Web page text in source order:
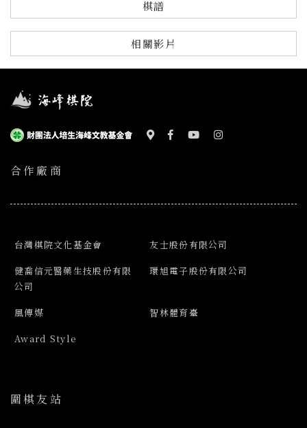
棋譜
相關影片
合作廠商
台灣棋院文化基金會
友士股份有限公司
健喬信元醫藥生技股份有限
公司
環旭電子股份有限公司
風傳媒
智林體育臺
Award Style
圍棋友站